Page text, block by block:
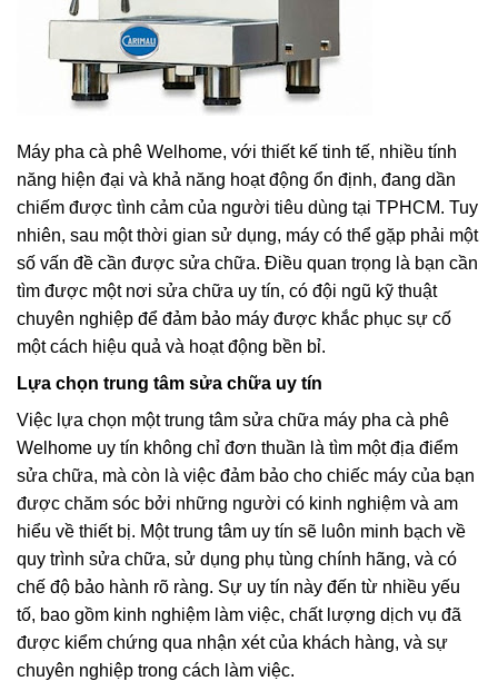
Máy pha cà phê Welhome, với thiết kế tinh tế, nhiều tính
năng hiện đại và khả năng hoạt động ổn định, đang dần
chiếm được tình cảm của người tiêu dùng tại TPHCM. Tuy
nhiên, sau một thời gian sử dụng, máy có thể gặp phải một
số vấn đề cần được sửa chữa. Điều quan trọng là bạn cần
tìm được một nơi sửa chữa uy tín, có đội ngũ kỹ thuật
chuyên nghiệp để đảm bảo máy được khắc phục sự cố
một cách hiệu quả và hoạt động bền bỉ.
Lựa chọn trung tâm sửa chữa uy tín
Việc lựa chọn một trung tâm sửa chữa máy pha cà phê
Welhome uy tín không chỉ đơn thuần là tìm một địa điểm
sửa chữa, mà còn là việc đảm bảo cho chiếc máy của bạn
được chăm sóc bởi những người có kinh nghiệm và am
hiểu về thiết bị. Một trung tâm uy tín sẽ luôn minh bạch về
quy trình sửa chữa, sử dụng phụ tùng chính hãng, và có
chế độ bảo hành rõ ràng. Sự uy tín này đến từ nhiều yếu
tố, bao gồm kinh nghiệm làm việc, chất lượng dịch vụ đã
được kiểm chứng qua nhận xét của khách hàng, và sự
chuyên nghiệp trong cách làm việc.